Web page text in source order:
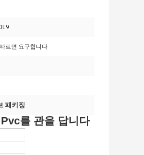
르면 요구합니다
패키징
를 관을 답니다